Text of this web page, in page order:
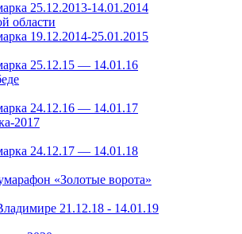
25.12.2013-14.01.2014
области
19.12.2014-25.01.2015
25.12.15 — 14.01.16
24.12.16 — 14.01.17
2017
24.12.17 — 14.01.18
«Золотые ворота»
21.12.18 - 14.01.19